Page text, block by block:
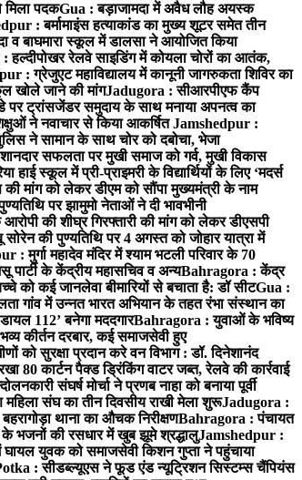
मिला पदकGua : बड़ाजामदा में अवैध लौह अयस्क
: बर्मामाइंस हत्याकांड का मुख्य शूटर समेत तीन
व बाघमारा स्कूल में डालसा ने आयोजित किया
हल्दीपोखर रेलवे साइडिंग में कोयला चोरों का आतंक,
: ग्रेजुएट महाविद्यालय में कानूनी जागरुकता शिविर का
खोले जाने की मांगJadugora : सीआरपीएफ कैंप
ट्रांसजेंडर समुदाय के साथ मनाया अपनत्व का
ने नवाचार से किया आकर्षितJamshedpur :
ने सामान के साथ चोर को दबोचा, भेजा
सफलता पर मुखी समाज को गर्व, मुखी विकास
हाई स्कूल में प्री-प्राइमरी के विद्यार्थियों के लिए ‘मदर्स
मांग को लेकर डीएम को सौंपा मुख्यमंत्री के नाम
पर झामुमो नेताओं ने दी भावभीनी
की शीघ्र गिरफ्तारी की मांग को लेकर डीएसपी
की पुण्यतिथि पर 4 अगस्त को जोहार यात्रा में
: मुर्गा महादेव मंदिर में श्याम भटली परिवार के 70
पार्टी के केंद्रीय महासचिव व अन्यBahragora : केंद्र
को कई जानलेवा बीमारियों से बचाता है: डॉ सीटGua :
गांव में उन्नत भारत अभियान के तहत रंभा संस्थान का
112’ बनेगा मददगारBahragora : युवाओं के भविष्य
कीर्तन दरबार, कई समाजसेवी हुए
को सुरक्षा प्रदान करे वन विभाग : डॉ. दिनेशानंद
कार्टन पैक्ड ड्रिंकिंग वाटर जब्त, रेलवे की कार्रवाई
संघर्ष मोर्चा ने प्रणब नाहा को बनाया पूर्वी
संघ का तीन दिवसीय राखी मेला शुरूJadugora :
थाना का औचक निरीक्षणBahragora : पंचायत
के भजनों की रसधार में खुब झूमे श्रद्धालुJamshedpur :
युवक को समाजसेवी किशन गुप्ता ने पहुंचाया
: सीडब्ल्यूएस ने फूड एंड न्यूट्रिशन सिस्टम्स चैंपियंस